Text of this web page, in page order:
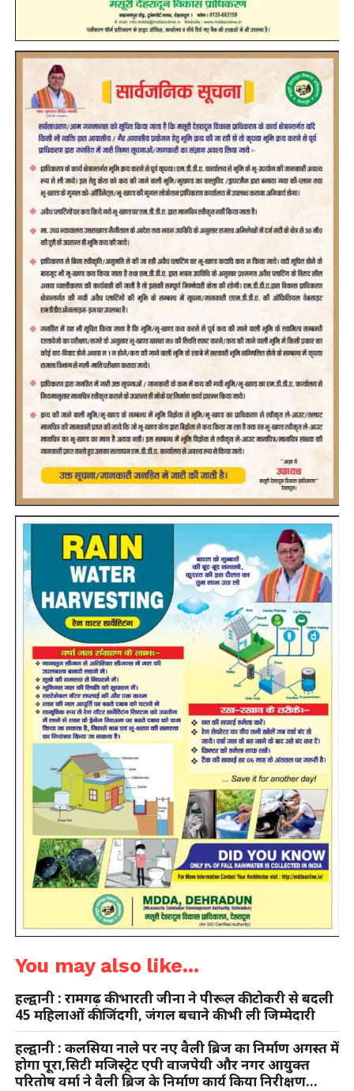
You may also like...
हल्द्वानी : रामगढ़ की भारती जीना ने पीरूल की टोकरी से बदली
45 महिलाओं की जिंदगी, जंगल बचाने की भी ली जिम्मेदारी
हल्द्वानी : कलसिया नाले पर नए वैली ब्रिज का निर्माण अगस्त में
होगा पूरा,सिटी मजिस्ट्रेट एपी वाजपेयी और नगर आयुक्त
परितोष वर्मा ने वैली ब्रिज के निर्माण कार्य किया निरीक्षण…